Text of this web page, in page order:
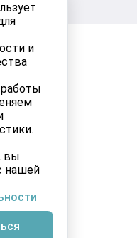
и
вы
нашей